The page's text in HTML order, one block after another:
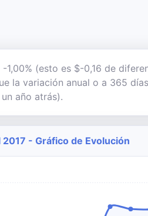
1,00% (esto es $-0,16 de
la variación anual o a 365
año atrás).
- Gráfico de Evolución